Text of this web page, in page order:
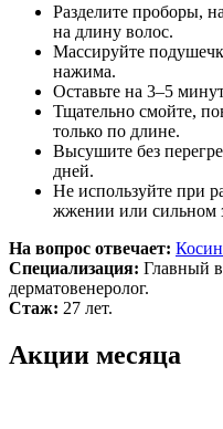
Разделите проборы,
на длину волос.
Массируйте
нажима.
Оставьте на 3–5
Тщательно смойте,
только по длине.
Высушите без
дней.
Не используйте при
жжении или сильном
На вопрос отвечает:
Специализация: Главный
дерматовенеролог.
Стаж: 27 лет.
Акции месяца